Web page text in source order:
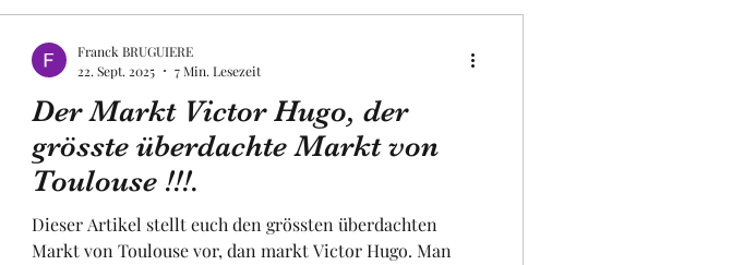
Der Markt Victor Hugo, der
grösste überdachte Markt von
Toulouse !!!.
Dieser Artikel stellt euch den grössten überdachten
Markt von Toulouse vor, dan markt Victor Hugo. Man
Franck BRUGUIERE
22. Sept. 2025
7 Min. Lesezeit